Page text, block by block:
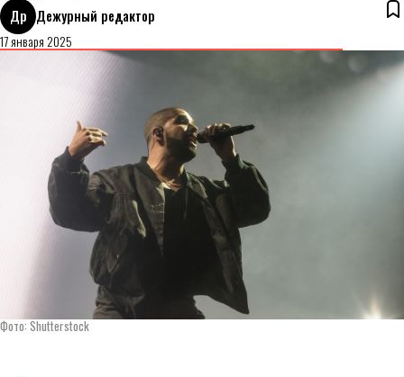
Др Дежурный редактор
17 января 2025
Фото: Shutterstock